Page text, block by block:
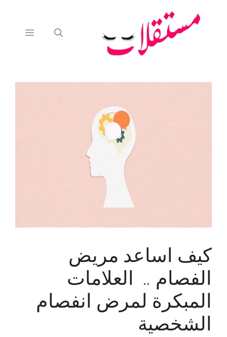
القائمة
كيف اساعد مريض
الفصام .. العلامات
المبكرة لمرض انفصام
الشخصية